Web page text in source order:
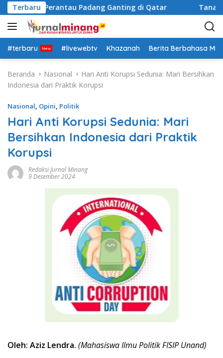
a
g
u
Terbaru
Perantau Padang Ganting di Qatar Tanah Datar
#terbaru #livewebtv Khazanah Berita Berbahasa
Beranda Nasional
Hari Anti Korupsi Sedunia: Mari Bersihkan
Indonesia dari Praktik Korupsi
Nasional, Opini, Politik
Hari Anti Korupsi Sedunia: Mari
Bersihkan Indonesia dari Praktik
Korupsi
Redaksi Jurnal Minang
9 Desember 2024
Oleh: Aziz Lendra. (Mahasiswa Ilmu Politik FISIP Unand)